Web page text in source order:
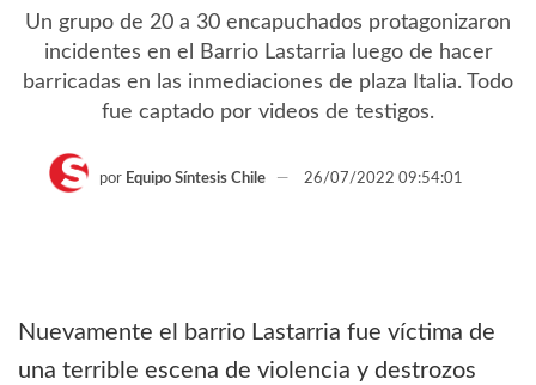
Un grupo de 20 a 30 encapuchados protagonizaron
incidentes en el Barrio Lastarria luego de hacer
barricadas en las inmediaciones de plaza Italia. Todo
fue captado por videos de testigos.
por Equipo Síntesis Chile 26/07/2022 09:54:01
Nuevamente el barrio Lastarria fue víctima de
una terrible escena de violencia y destrozos